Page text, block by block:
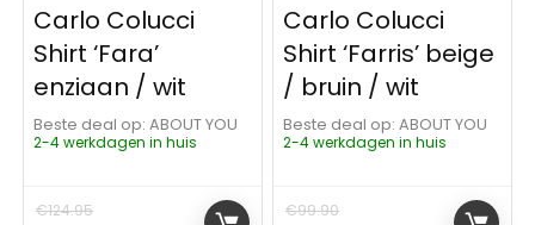
Carlo Colucci
Shirt ‘Fara’
enziaan / wit
Beste deal op:
ABOUT YOU
2-4 werkdagen in huis
€124.95
Carlo Colucci
Shirt ‘Farris’ beige
/ bruin / wit
Beste deal op:
ABOUT YOU
2-4 werkdagen in huis
€99.90